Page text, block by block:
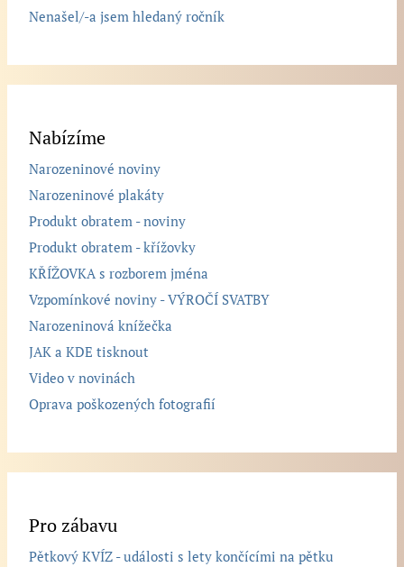
Nenašel/-a jsem hledaný ročník
Nabízíme
Narozeninové noviny
Narozeninové plakáty
Produkt obratem - noviny
Produkt obratem - křížovky
KŘÍŽOVKA s rozborem jména
Vzpomínkové noviny - VÝROČÍ SVATBY
Narozeninová knížečka
JAK a KDE tisknout
Video v novinách
Oprava poškozených fotografií
Pro zábavu
Pětkový KVÍZ - události s lety končícími na pětku